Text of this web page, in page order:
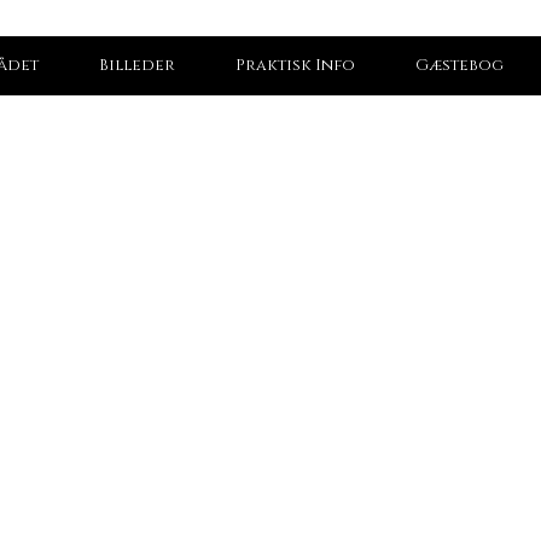
Billeder Praktisk Info Gæstebog